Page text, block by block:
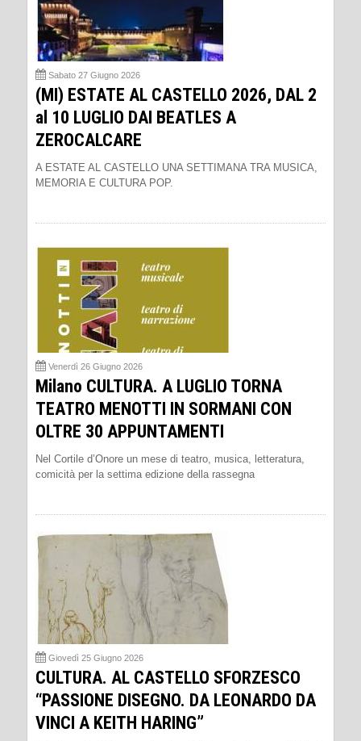
Sabato 27 Giugno 2026
(MI) ESTATE AL CASTELLO 2026, DAL 2
al 10 LUGLIO DAI BEATLES A
ZEROCALCARE
A ESTATE AL CASTELLO UNA SETTIMANA TRA MUSICA,
MEMORIA E CULTURA POP.
Venerdì 26 Giugno 2026
Milano CULTURA. A LUGLIO TORNA
TEATRO MENOTTI IN SORMANI CON
OLTRE 30 APPUNTAMENTI
Nel Cortile d’Onore un mese di teatro, musica, letteratura,
comicità per la settima edizione della rassegna
Giovedì 25 Giugno 2026
CULTURA. AL CASTELLO SFORZESCO
“PASSIONE DISEGNO. DA LEONARDO DA
VINCI A KEITH HARING”